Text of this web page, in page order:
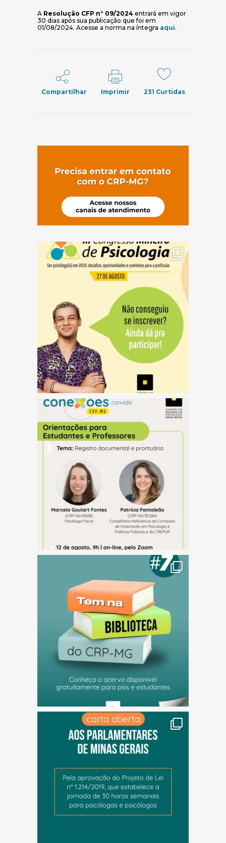
A Resolução CFP n° 09/2024 entrará em vigor
30 dias após sua publicação que foi em
01/08/2024. Acesse a norma na íntegra aqui(abre em nova
.
Compartilhar Imprimir 231 Curtidas